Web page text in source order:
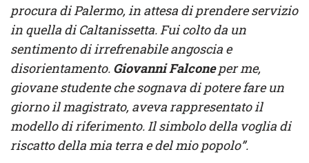
procura di Palermo, in attesa di prendere servizio
in quella di Caltanissetta. Fui colto da un
sentimento di irrefrenabile angoscia e
disorientamento. Giovanni Falconeper me,
giovane studente che sognava di potere fare un
giorno il magistrato, aveva rappresentato il
modello di riferimento. Il simbolo della voglia di
riscatto della mia terra e del mio popolo”.